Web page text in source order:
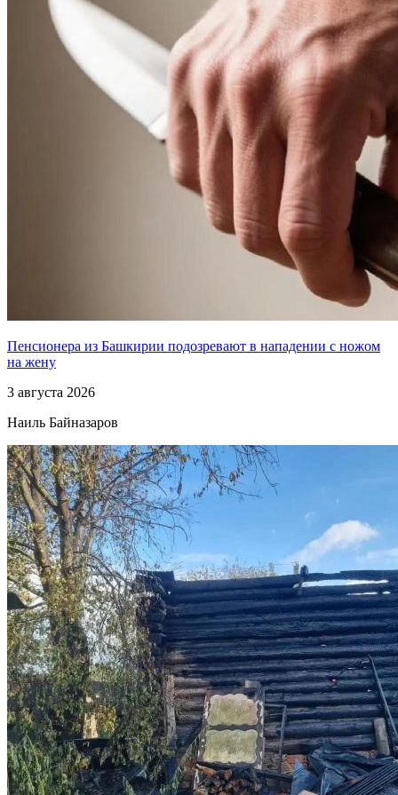
Пенсионера из Башкирии подозревают в нападении с ножом
на жену
3 августа 2026
Наиль Байназаров